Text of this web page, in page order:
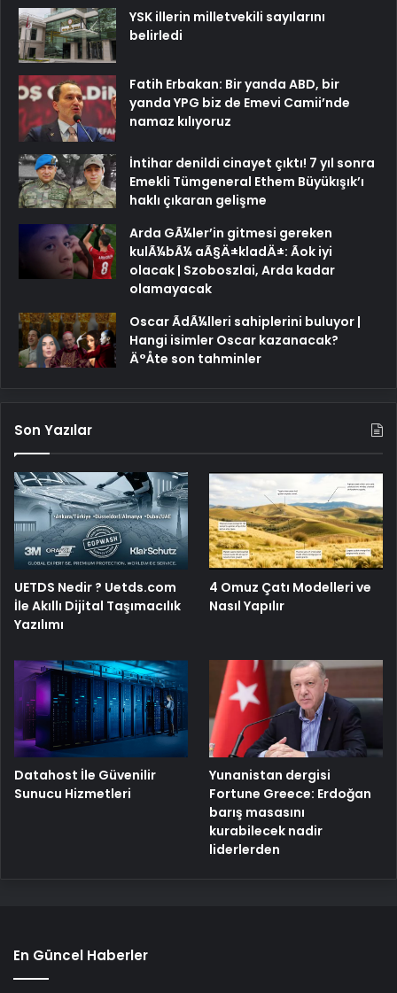
YSK illerin milletvekili sayılarını
belirledi
Fatih Erbakan: Bir yanda ABD, bir
yanda YPG biz de Emevi Camii’nde
namaz kılıyoruz
İntihar denildi cinayet çıktı! 7 yıl sonra
Emekli Tümgeneral Ethem Büyükışık’ı
haklı çıkaran gelişme
Arda GÃ¼ler’in gitmesi gereken
kulÃ¼bÃ¼ aÃ§Ä±kladÄ±: Ãok iyi
olacak | Szoboszlai, Arda kadar
olamayacak
Oscar ÃdÃ¼lleri sahiplerini buluyor |
Hangi isimler Oscar kazanacak?
Ä°Åte son tahminler
Son Yazılar
UETDS Nedir ? Uetds.com
İle Akıllı Dijital Taşımacılık
Yazılımı
4 Omuz Çatı Modelleri ve
Nasıl Yapılır
Datahost İle Güvenilir
Sunucu Hizmetleri
Yunanistan dergisi
Fortune Greece: Erdoğan
barış masasını
kurabilecek nadir
liderlerden
En Güncel Haberler